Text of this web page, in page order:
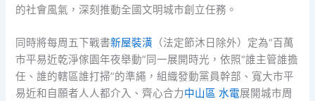
的社會風氣，深刻推動全國文明城市創立任務。
同時將每周五下戰書新屋裝潢 （法定節沐日除外）定為“百萬
市平易近乾淨傢園年夜舉動”同一展開時光，依照“誰主管誰擔
任、誰的轄區誰打掃”的準繩，組織發動黨員幹部、寬大市平
易近和自願者人人都介入、齊心合力中山區 水電展開城市周